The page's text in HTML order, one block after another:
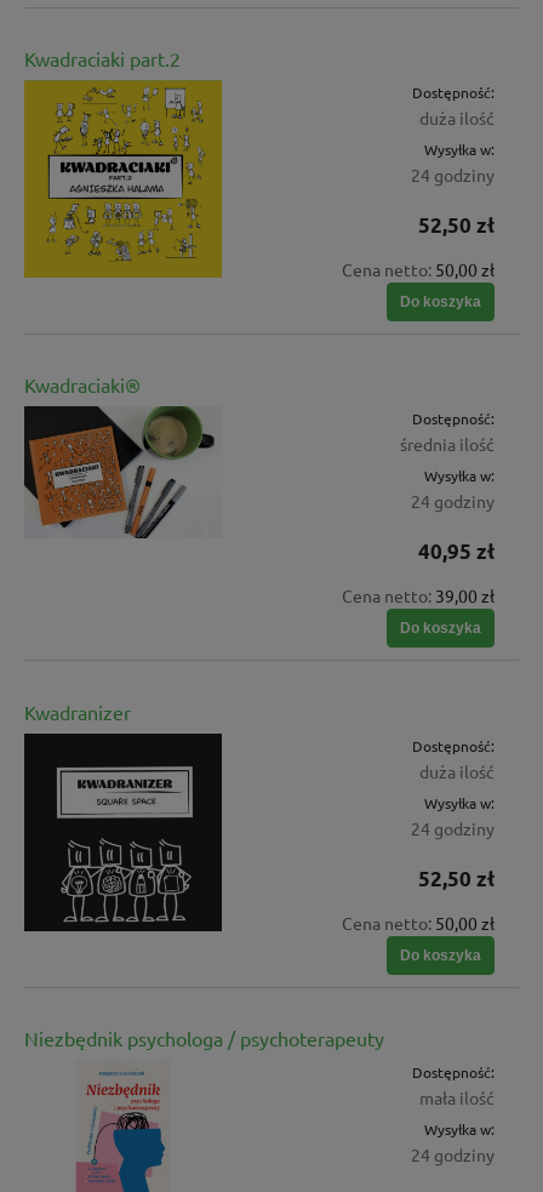
Kwadraciaki part.2
Dostępność:
duża ilość
Wysyłka w:
24 godziny
52,50 zł
Cena netto: 50,00 zł
Do koszyka
Kwadraciaki®
Dostępność:
średnia ilość
Wysyłka w:
24 godziny
40,95 zł
Cena netto: 39,00 zł
Do koszyka
Kwadranizer
Dostępność:
duża ilość
Wysyłka w:
24 godziny
52,50 zł
Cena netto: 50,00 zł
Do koszyka
Niezbędnik psychologa / psychoterapeuty
Dostępność:
mała ilość
Wysyłka w:
24 godziny